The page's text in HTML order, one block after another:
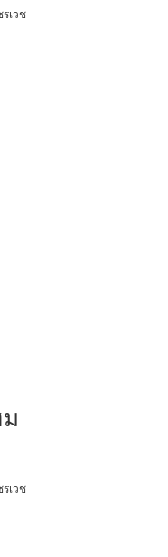
เวช
เวช